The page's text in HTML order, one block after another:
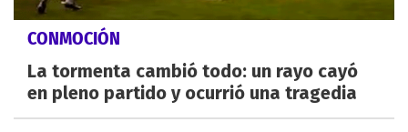
CONMOCIÓN
La tormenta cambió todo: un rayo cayó
en pleno partido y ocurrió una tragedia